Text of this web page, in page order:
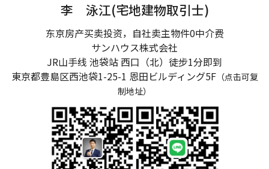
李 泳江(宅地建物取引士)
东京房产买卖投资，自社卖主物件0中介费
サンハウス株式会社
JR山手线 池袋站 西口（北）徒步1分即到
東京都豊島区西池袋1-25-1 恩田ビルディング5F（点击可复
制地址）